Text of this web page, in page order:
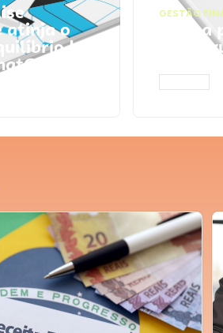
atinja o
|
GESTÃO
Faça
seu